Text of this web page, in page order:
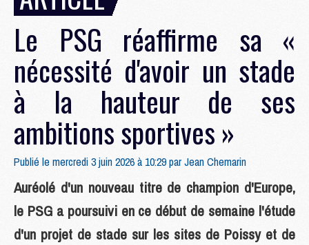
Le PSG réaffirme sa «
nécessité d'avoir un stade
à la hauteur de ses
ambitions sportives »
Publié le mercredi 3 juin 2026 à 10:29 parJean Chemarin
Auréolé d'un nouveau titre de champion d'Europe,
le PSG a poursuivi en ce début de semaine l'étude
d'un projet de stade sur les sites de Poissy et de